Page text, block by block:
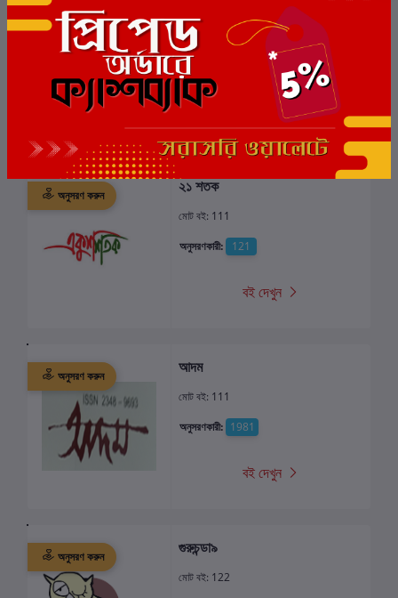
অনুসরণ করুন
মোট বই: 137
অনুসরণকারী:
বই দেখুন
অনুসরণ করুন ২১ শতক
মোট বই: 111
অনুসরণকারী:
121
বই দেখুন
অনুসরণ করুন আদম
মোট বই: 111
অনুসরণকারী: 1981
বই দেখুন
অনুসরণ করুন গুরুচন্ডা৯
মোট বই: 122